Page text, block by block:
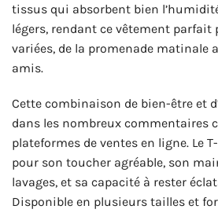
tissus qui absorbent bien
légers, rendant ce vêtement parfait
variées, de la promenade matinale
amis.
Cette combinaison de bien-être et
dans les nombreux commentaires
plateformes de ventes en ligne. Le
pour son toucher agréable, son
lavages, et sa capacité à rester
Disponible en plusieurs tailles et